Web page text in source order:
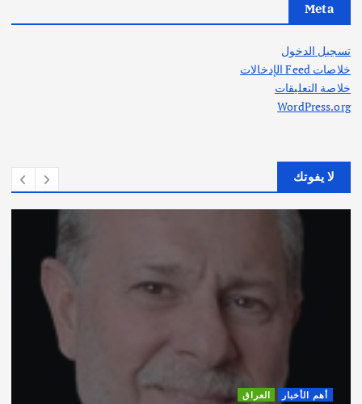
Meta
تسجيل الدخول
خلاصات Feed الإدخالات
خلاصة التعليقات
WordPress.org
لا يفوتك
أهم الأخبار ثقافة وفنون